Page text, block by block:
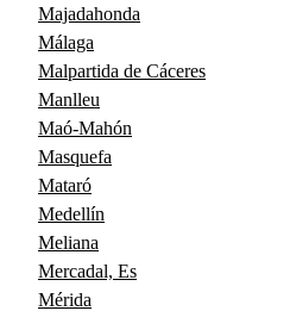
Majadahonda
Málaga
Malpartida de Cáceres
Manlleu
Maó-Mahón
Masquefa
Mataró
Medellín
Meliana
Mercadal, Es
Mérida